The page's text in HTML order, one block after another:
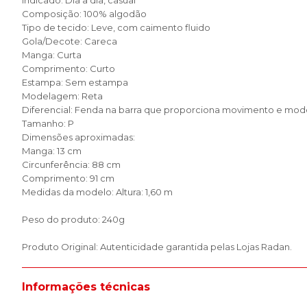
Composição: 100% algodão
Tipo de tecido: Leve, com caimento fluido
Gola/Decote: Careca
Manga: Curta
Comprimento: Curto
Estampa: Sem estampa
Modelagem: Reta
Diferencial: Fenda na barra que proporciona movimento e
Tamanho: P
Dimensões aproximadas:
Manga: 13 cm
Circunferência: 88 cm
Comprimento: 91 cm
Medidas da modelo: Altura: 1,60 m
Peso do produto: 240g
Produto Original: Autenticidade garantida pelas Lojas Radan.
Informações técnicas